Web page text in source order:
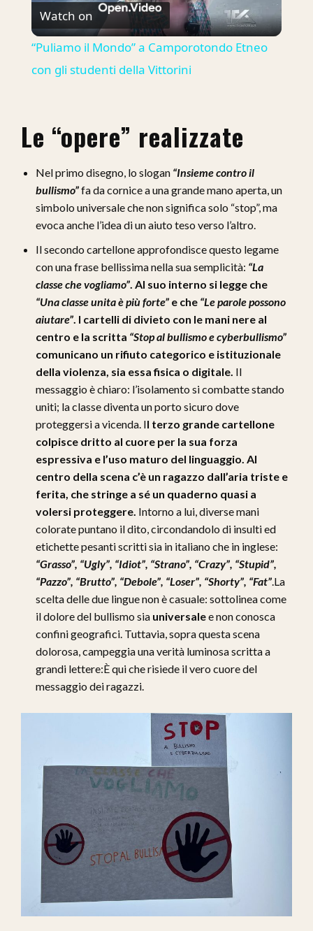
Video
Watch on
“Puliamo il Mondo” a Camporotondo Etneo
con gli studenti della Vittorini
Le “opere” realizzate
Nel primo disegno, lo slogan “Insieme contro il
bullismo”fa da cornice a una grande mano aperta, un
simbolo universale che non significa solo “stop”, ma
evoca anche l’idea di un aiuto teso verso l’altro.
Il secondo cartellone approfondisce questo legame
con una frase bellissima nella sua semplicità: “La
classe che vogliamo”. Al suo interno si legge che
“Una classe unita è più forte” e che “Le parole possono
aiutare”. I cartelli di divieto con le mani nere al
centro e la scritta “Stop al bullismo e cyberbullismo”
comunicano un rifiuto categorico e istituzionale
della violenza, sia essa fisica o digitale. Il
messaggio è chiaro: l’isolamento si combatte stando
uniti; la classe diventa un porto sicuro dove
proteggersi a vicenda. Il terzo grande cartellone
colpisce dritto al cuore per la sua forza
espressiva e l’uso maturo del linguaggio. Al
centro della scena c’è un ragazzo dall’aria triste e
ferita, che stringe a sé un quaderno quasi a
volersi proteggere. Intorno a lui, diverse mani
colorate puntano il dito, circondandolo di insulti ed
etichette pesanti scritti sia in italiano che in inglese:
“Grasso”, “Ugly”, “Idiot”, “Strano”, “Crazy”, “Stupid”,
“Pazzo”, “Brutto”, “Debole”, “Loser”, “Shorty”, “Fat”.La
scelta delle due lingue non è casuale: sottolinea come
il dolore del bullismo sia universalee non conosca
confini geografici. Tuttavia, sopra questa scena
dolorosa, campeggia una verità luminosa scritta a
grandi lettere:È qui che risiede il vero cuore del
messaggio dei ragazzi.